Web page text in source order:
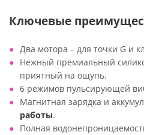
Ключевые
Два мотора – для точки G и
Нежный премиальный
приятный на ощупь.
6 режимов пульсирующей
Магнитная зарядка и
работы.
Полная